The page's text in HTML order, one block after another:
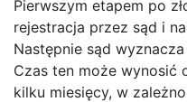
Pierwszym etapem po
rejestracja przez sąd i
Następnie sąd
Czas ten może wynosić
kilku miesięcy, w